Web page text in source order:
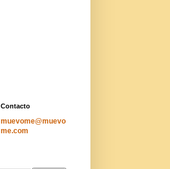
Contacto
muevome@muevo
me.com